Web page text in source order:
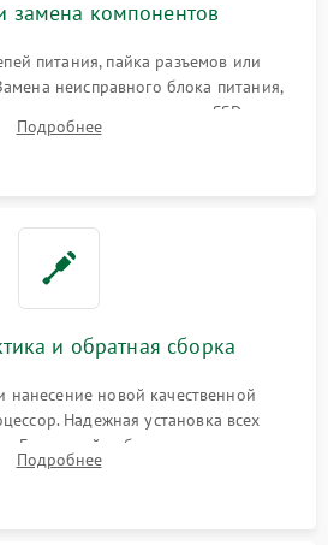
замена компонентов
питания, пайка разъемов или
неисправного блока питания,
или установка нового SSD для
скорости работы системы.
Подробнее
и обратная сборка
нанесение новой качественной
Надежная установка всех
Грамотный кабель-менеджмент для
циркуляции воздуха внутри
Подробнее